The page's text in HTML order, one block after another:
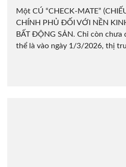
Một CÚ “CHECK-MATE”
CHÍNH PHỦ ĐỐI VỚI NỀN
BẤT ĐỘNG SẢN. Chỉ còn chưa
thể là vào ngày 1/3/2026, thị